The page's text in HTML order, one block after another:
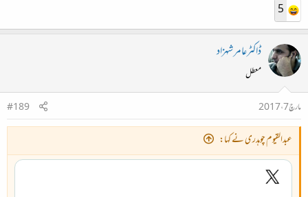
5
ڈاکٹرعامر شہزاد
معطل
مارچ 7، 2017
#189
عبدالقیوم چوہدری نے کہا: